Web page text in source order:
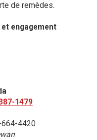
de remèdes.
engagement
1479
664-4420